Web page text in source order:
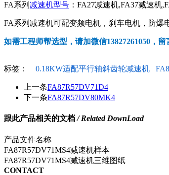
FA系列 减速机型号 ：FA27减速机,FA37减速机
FA系列减速机可配变频电机，刹车电机，防爆
如需工程师帮选型，请加微信13827261050，
标签： 0.18KW适配平行轴斜齿轮减速机
上一条FA87R57DV71D4
下一条FA87R57DV80MK4
跟此产品相关的文档/ Related DownLoad
产品文件名称
FA87R57DV71MS4减速机样本
FA87R57DV71MS4减速机三维图纸
CONTACT